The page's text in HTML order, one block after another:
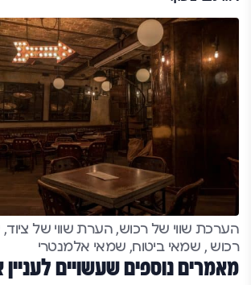
הערכת שווי של רכוש, הערת שווי של
רכוש , שמאי ביטוח, שמאי אלמנטרי
מאמרים נוספים שעשויים לעניין